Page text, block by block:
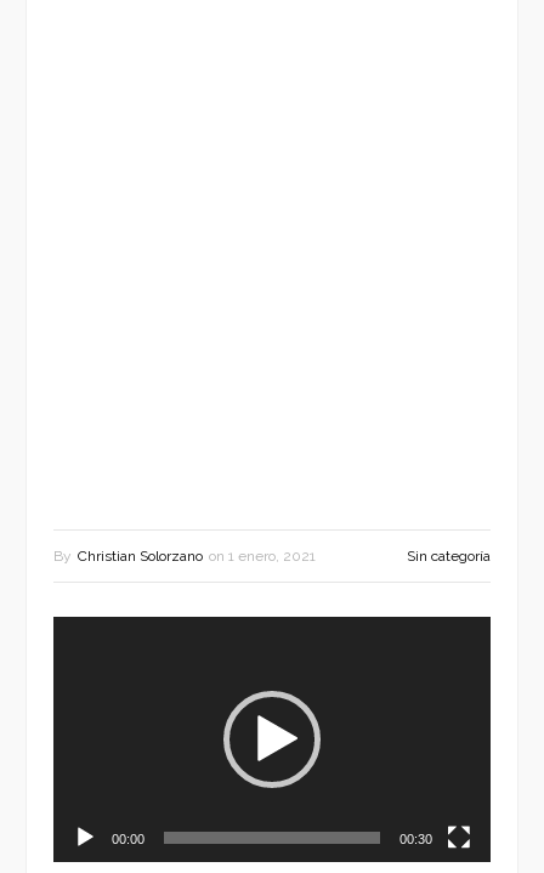
By Christian Solorzano on 1 enero, 2021 Sin categoría
00:00 00:30